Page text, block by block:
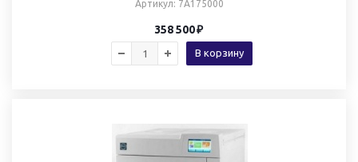
Артикул: 7A175000
358 500
В корзину